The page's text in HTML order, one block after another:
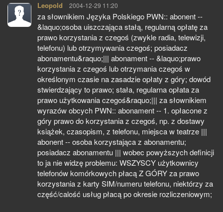
Leopold pisze:
2004-12-29 11:20
za słownikiem Języka Polskiego PWN:: abonent --
&laquo;osoba uiszczająca stałą, regularną opłatę za
prawo korzystania z czegoś (zwykle radia, telewizji,
telefonu) lub otrzymywania czegoś; posiadacz
abonamentu&raquo;||| abonament -- &laquo;prawo
korzystania z czegoś lub otrzymania czegoś w
określonym czasie na zasadzie opłaty z góry; dowód
stwierdzający to prawo; stała, regularna opłata za
prawo użytkowania czegoś&raquo;||| za słownikiem
wyrazów obcych PWN:: abonament -- 1. opłacone z
góry prawo do korzystania z czegoś, np. z dostawy
książek, czasopism, z telefonu, miejsca w teatrze |||
abonent -- osoba korzystająca z abonamentu;
posiadacz abonamentu ||| wobec powyższych definicji
to ja nie widzę problemu: WSZYSCY użytkownicy
telefonów komórkowych płacą Z GÓRY za prawo
korzystania z karty SIM/numeru telefonu, niektórzy za
część/calość usług płacą po okresie rozliczeniowym;